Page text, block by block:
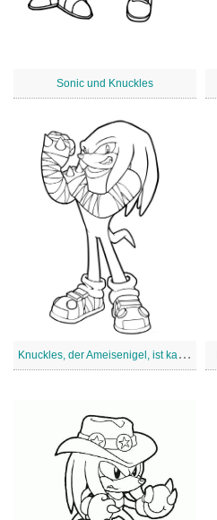
Sonic und Knuckles
K
nuckles, der Ameisenigel, ist kampfbereit